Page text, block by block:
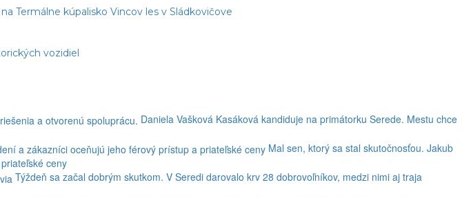
Termálne kúpalisko Vincov les v Sládkovičove
vozidiel
Daniela Vašková Kasáková kandiduje na primátorku Serede. Mestu chce
Mal sen, ktorý sa stal skutočnosťou. Jakub
ceny
Týždeň sa začal dobrým skutkom. V Seredi darovalo krv 28 dobrovoľníkov, medzi nimi aj traja